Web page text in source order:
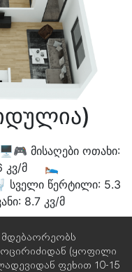
მისაღები ოთახი:
კვ/მ 🛌
სველი წერტილი: 5.3
8.7 კვ/მ
მდებაორეობს
(ყოფილი
ფეხით 10-15